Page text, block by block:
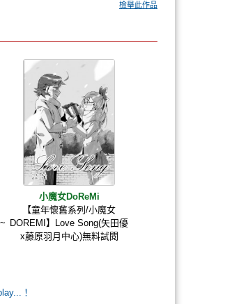
檢舉此作品
小魔女DoReMi
【童年懷舊系列/小魔女
DOREMI】Love Song(矢田優
x藤原羽月中心)無料試閱
！